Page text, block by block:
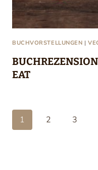
BUCHVORSTELLUNGEN |
EAT
1 2 3